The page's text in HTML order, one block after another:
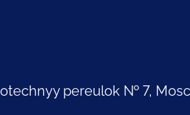
pereulok № 7,